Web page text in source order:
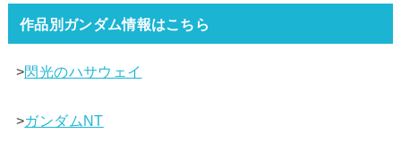
作品別ガンダム情報はこちら
>閃光のハサウェイ
>ガンダムNT